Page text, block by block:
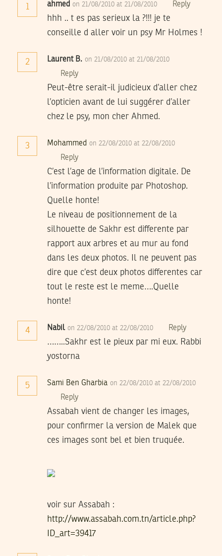
1 ahmed on 21/08/2010 at 21/08/2010 Reply
hhh .. t es pas serieux la ?!!! je te
conseille d aller voir un psy Mr Holmes !
2 Laurent B. on 21/08/2010 at 21/08/2010
Reply
Peut-être serait-il judicieux d’aller chez
l’opticien avant de lui suggérer d’aller
chez le psy, mon cher Ahmed.
3 Mohammed on 22/08/2010 at 22/08/2010
Reply
C’est l’age de l’information digitale. De
l’information produite par Photoshop.
Quelle honte!
Le niveau de positionnement de la
silhouette de Sakhr est differente par
rapport aux arbres et au mur au fond
dans les deux photos. Il ne peuvent pas
dire que c’est deux photos differentes car
tout le reste est le meme….Quelle
honte!
4 Nabil on 22/08/2010 at 22/08/2010 Reply
……..Sakhr est le pieux par mi eux. Rabbi
yostorna
5 Sami Ben Gharbia on 22/08/2010 at 22/08/2010
Reply
Assabah vient de changer les images,
pour confirmer la version de Malek que
ces images sont bel et bien truquée.
voir sur Assabah :
http://www.assabah.com.tn/article.php?
ID_art=39417